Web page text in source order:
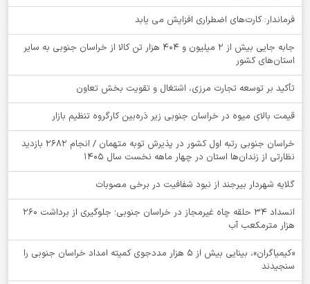
فرماندار: کارت‌های اضطراری افزایش می یابد
جابه جایی بیش از 2 میلیون و 404 هزار تن کالا از خراسان جنوبی به سایر
استان‌های کشور
تأکید بر توسعه تجارت مرزی، اشتغال و تقویت بخش تعاون
قیمت بالای میوه در خراسان جنوبی زیر ذره‌بین کارگروه تنظیم بازار
خراسان جنوبی رتبه اول کشور در پذیرش توبه متهمان / انجام ۲۶۸۲ بازدید
نظارتی از زندان‌ها استان در چهار ماهه نخست سال 1405
گلایه شهردار بیرجند از نبود شفافیت در برخی مصوبات
انسداد ۳۴ حلقه چاه غیرمجاز در خراسان جنوبی؛ جلوگیری از برداشت ۲۶۰
هزار مترمکعب آب
«کیمیاگران»، بینایی بیش از ۵ هزار مددجوی کمیته امداد خراسان جنوبی را
سنجیدند